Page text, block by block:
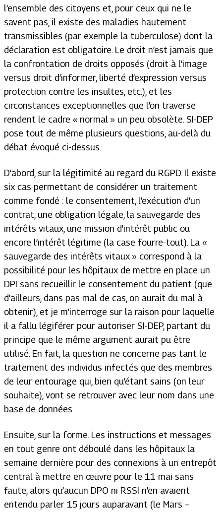
l’ensemble des citoyens et, pour ceux qui ne le
savent pas, il existe des maladies hautement
transmissibles (par exemple la tuberculose) dont la
déclaration est obligatoire. Le droit n’est jamais que
la confrontation de droits opposés (droit à l’image
versus droit d’informer, liberté d’expression versus
protection contre les insultes, etc.), et les
circonstances exceptionnelles que l’on traverse
rendent le cadre « normal » un peu obsolète. SI-DEP
pose tout de même plusieurs questions, au-delà du
débat évoqué ci-dessus.
D’abord, sur la légitimité au regard du RGPD. Il existe
six cas permettant de considérer un traitement
comme fondé : le consentement, l’exécution d’un
contrat, une obligation légale, la sauvegarde des
intérêts vitaux, une mission d’intérêt public ou
encore l’intérêt légitime (la case fourre-tout). La «
sauvegarde des intérêts vitaux » correspond à la
possibilité pour les hôpitaux de mettre en place un
DPI sans recueillir le consentement du patient (que
d’ailleurs, dans pas mal de cas, on aurait du mal à
obtenir), et je m’interroge sur la raison pour laquelle
il a fallu légiférer pour autoriser SI-DEP, partant du
principe que le même argument aurait pu être
utilisé. En fait, la question ne concerne pas tant le
traitement des individus infectés que des membres
de leur entourage qui, bien qu’étant sains (on leur
souhaite), vont se retrouver avec leur nom dans une
base de données.
Ensuite, sur la forme. Les instructions et messages
en tout genre ont déboulé dans les hôpitaux la
semaine dernière pour des connexions à un entrepôt
central à mettre en œuvre pour le 11 mai sans
faute, alors qu’aucun DPO ni RSSI n’en avaient
entendu parler 15 jours auparavant (le Mars –